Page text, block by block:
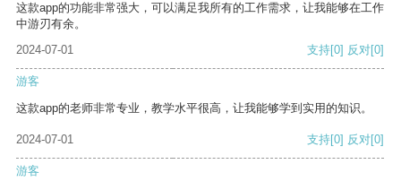
这款app的功能非常强大，可以满足我所有的工作需求，让我能够在工作
中游刃有余。
2024-07-01
支持[0] 反对[0]
游客
这款app的老师非常专业，教学水平很高，让我能够学到实用的知识。
2024-07-01 支持[0] 反对[0]
游客